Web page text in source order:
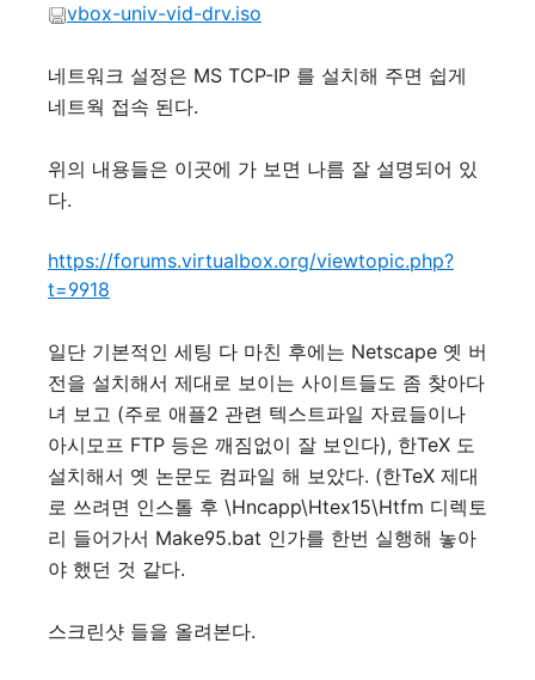
vbox-univ-vid-drv.iso
네트워크 설정은 MS TCP-IP 를 설치해 주면 쉽게
네트웍 접속 된다.
위의 내용들은 이곳에 가 보면 나름 잘 설명되어 있
다.
https://forums.virtualbox.org/viewtopic.php?
t=9918
일단 기본적인 세팅 다 마친 후에는 Netscape 옛 버
전을 설치해서 제대로 보이는 사이트들도 좀 찾아다
녀 보고 (주로 애플2 관련 텍스트파일 자료들이나
아시모프 FTP 등은 깨짐없이 잘 보인다), 한TeX 도
설치해서 옛 논문도 컴파일 해 보았다. (한TeX 제대
로 쓰려면 인스톨 후 \Hncapp\Htex15\Htfm 디렉토
리 들어가서 Make95.bat 인가를 한번 실행해 놓아
야 했던 것 같다.
스크린샷 들을 올려본다.